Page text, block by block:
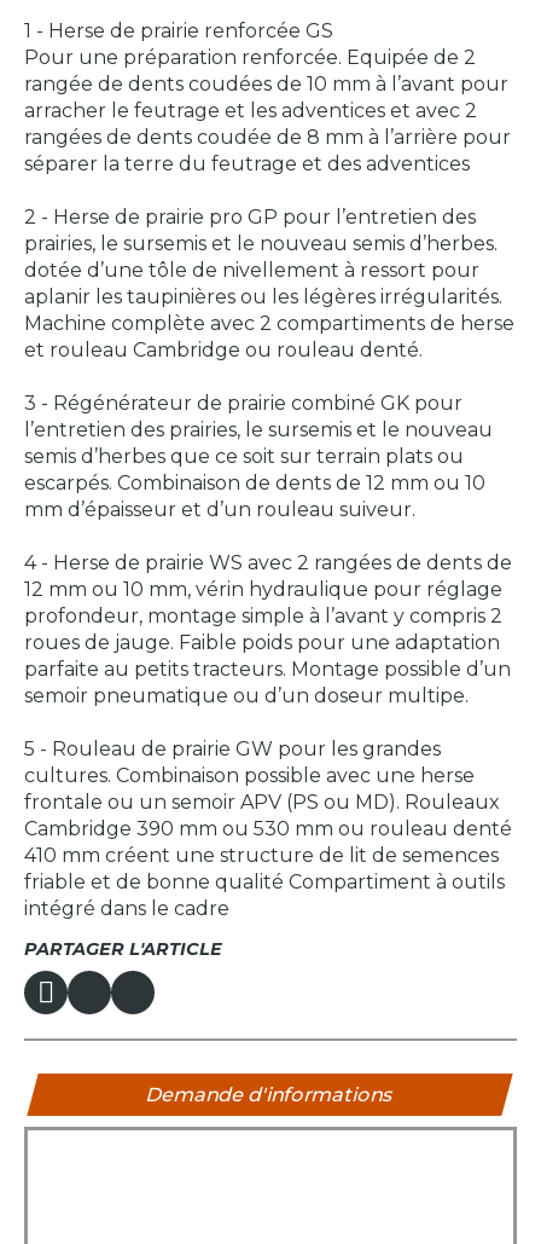
PARTAGER L'ARTICLE
1 - Herse de prairie renforcée GS
Pour une préparation renforcée. Equipée de 2
rangée de dents coudées de 10 mm à l’avant pour
arracher le feutrage et les adventices et avec 2
rangées de dents coudée de 8 mm à l’arrière pour
séparer la terre du feutrage et des adventices
2 - Herse de prairie pro GP pour l’entretien des
prairies, le sursemis et le nouveau semis d’herbes.
dotée d’une tôle de nivellement à ressort pour
aplanir les taupinières ou les légères irrégularités.
Machine complète avec 2 compartiments de herse
et rouleau Cambridge ou rouleau denté.
3 - Régénérateur de prairie combiné GK pour
l’entretien des prairies, le sursemis et le nouveau
semis d’herbes que ce soit sur terrain plats ou
escarpés. Combinaison de dents de 12 mm ou 10
mm d’épaisseur et d’un rouleau suiveur.
4 - Herse de prairie WS avec 2 rangées de dents de
12 mm ou 10 mm, vérin hydraulique pour réglage
profondeur, montage simple à l’avant y compris 2
roues de jauge. Faible poids pour une adaptation
parfaite au petits tracteurs. Montage possible d’un
semoir pneumatique ou d’un doseur multipe.
5 - Rouleau de prairie GW pour les grandes
cultures. Combinaison possible avec une herse
frontale ou un semoir APV (PS ou MD). Rouleaux
Cambridge 390 mm ou 530 mm ou rouleau denté
410 mm créent une structure de lit de semences
friable et de bonne qualité Compartiment à outils
intégré dans le cadre
Demande d'informations